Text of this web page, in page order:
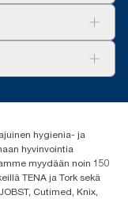
hygienia- ja
hyvinvointia
myydään noin 150
TENA ja Tork sekä
Cutimed, Knix,